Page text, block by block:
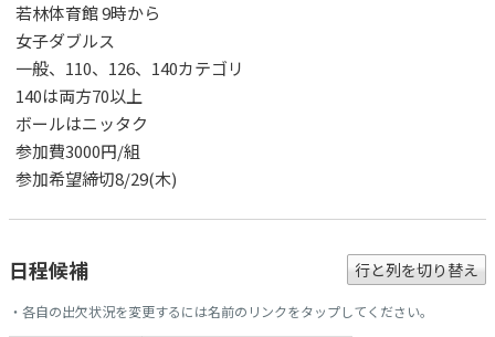
若林体育館 9時から
女子ダブルス
一般、110、126、140カテゴリ
140は両方70以上
ボールはニッタク
参加費3000円/組
参加希望締切8/29(木)
日程候補 行と列を切り替え
・各自の出欠状況を変更するには名前のリンクをタップしてください。